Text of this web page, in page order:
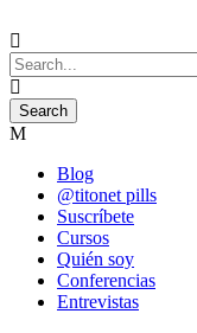
Blog
@titonet pills
Suscríbete
Cursos
Quién soy
Conferencias
Entrevistas